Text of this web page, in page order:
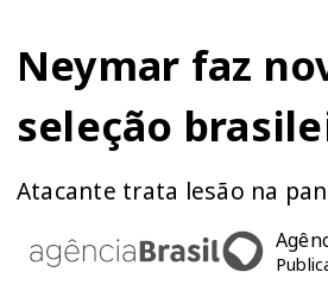
Neymar faz
seleção
Atacante trata lesão na